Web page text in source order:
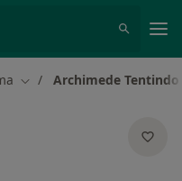
Cambia città
Archimede Tentindo